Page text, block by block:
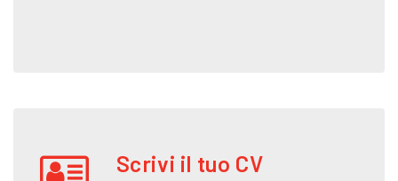
Scrivi il tuo CV